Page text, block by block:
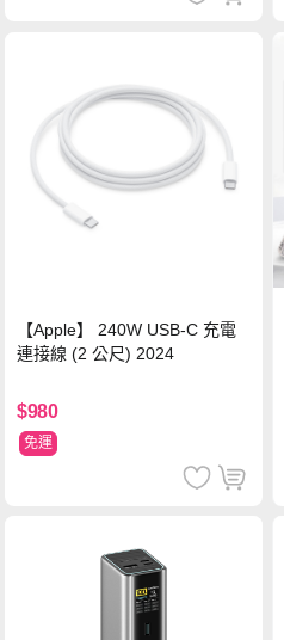
【Apple】 240W USB-C 充電
連接線 (2 公尺) 2024
$980
免運